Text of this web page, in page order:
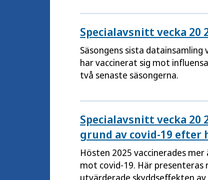
Specialavsnitt vecka
Säsongens sista
har vaccinerat sig mot
två senaste säsongerna.
Specialavsnitt vecka
grund av covid-19 efter
Hösten 2025 vaccinerades
mot covid-19. Här
utvärderade skyddseffekten